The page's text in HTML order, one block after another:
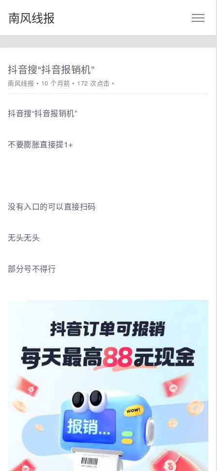
南风线报
抖音搜“抖音报销机”
南风线报 • 10 个月前 • 172 次点击 •
抖音搜“抖音报销机”
不要膨胀直接提1+
没有入口的可以直接扫码
无头无头
部分号不得行